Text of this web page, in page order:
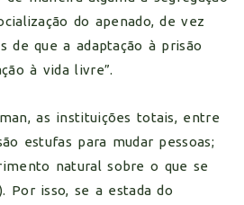
do apenado, de vez
de que a adaptação à prisão
à vida livre”.
as instituições totais, entre
estufas para mudar pessoas;
natural sobre o que se
Por isso, se a estada do